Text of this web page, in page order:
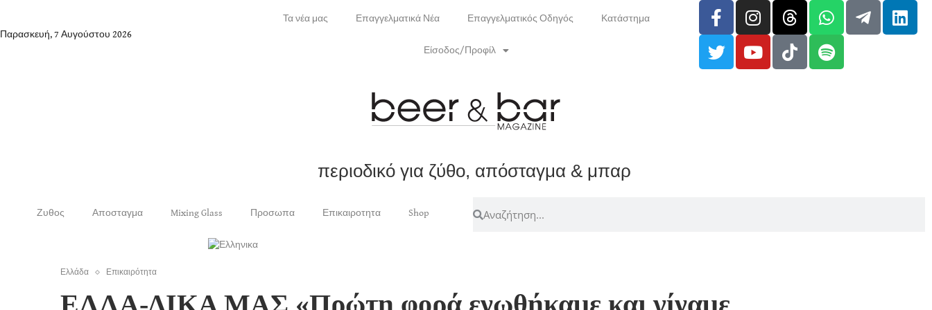
Παρασκευή, 7 Αυγούστου 2026
Τα νέα μας Επαγγελματικά Νέα Επαγγελματικός Οδηγός Κατάστημα
Είσοδος/Προφίλ
περιοδικό για ζύθο, απόσταγμα & μπαρ
Ζυθος Αποσταγμα Mixing Glass Προσωπα Επικαιροτητα Shop
Ελλάδα Επικαιρότητα